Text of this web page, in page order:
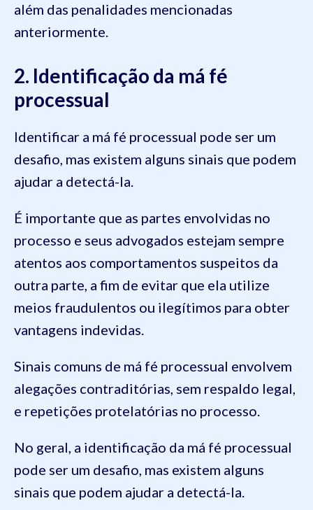
além das penalidades mencionadas
anteriormente.
2. Identificação da má fé
processual
Identificar a má fé processual pode ser um
desafio, mas existem alguns sinais que podem
ajudar a detectá-la.
É importante que as partes envolvidas no
processo e seus advogados estejam sempre
atentos aos comportamentos suspeitos da
outra parte, a fim de evitar que ela utilize
meios fraudulentos ou ilegítimos para obter
vantagens indevidas.
Sinais comuns de má fé processual envolvem
alegações contraditórias, sem respaldo legal,
e repetições protelatórias no processo.
No geral, a identificação da má fé processual
pode ser um desafio, mas existem alguns
sinais que podem ajudar a detectá-la.